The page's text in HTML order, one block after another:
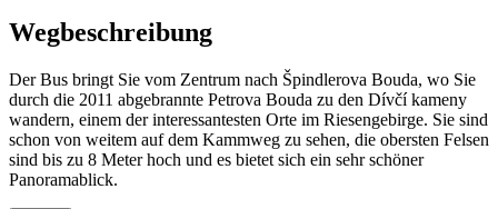
Wegbeschreibung
Der Bus bringt Sie vom Zentrum nach Špindlerova Bouda, wo Sie
durch die 2011 abgebrannte Petrova Bouda zu den Dívčí kameny
wandern, einem der interessantesten Orte im Riesengebirge. Sie sind
schon von weitem auf dem Kammweg zu sehen, die obersten Felsen
sind bis zu 8 Meter hoch und es bietet sich ein sehr schöner
Panoramablick.